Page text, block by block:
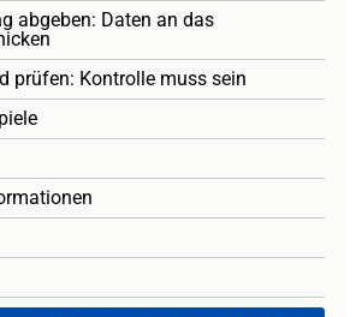
abgeben: Daten an das
prüfen: Kontrolle muss sein